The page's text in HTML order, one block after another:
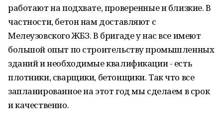
работают на подхвате, проверенные и близкие. В
частности, бетон нам доставляют с
Мелеузовского ЖБЗ. В бригаде у нас все имеют
большой опыт по строительству промышленных
зданий и необходимые квалификации - есть
плотники, сварщики, бетонщики. Так что все
запланированное на этот год мы сделаем в срок
и качественно.